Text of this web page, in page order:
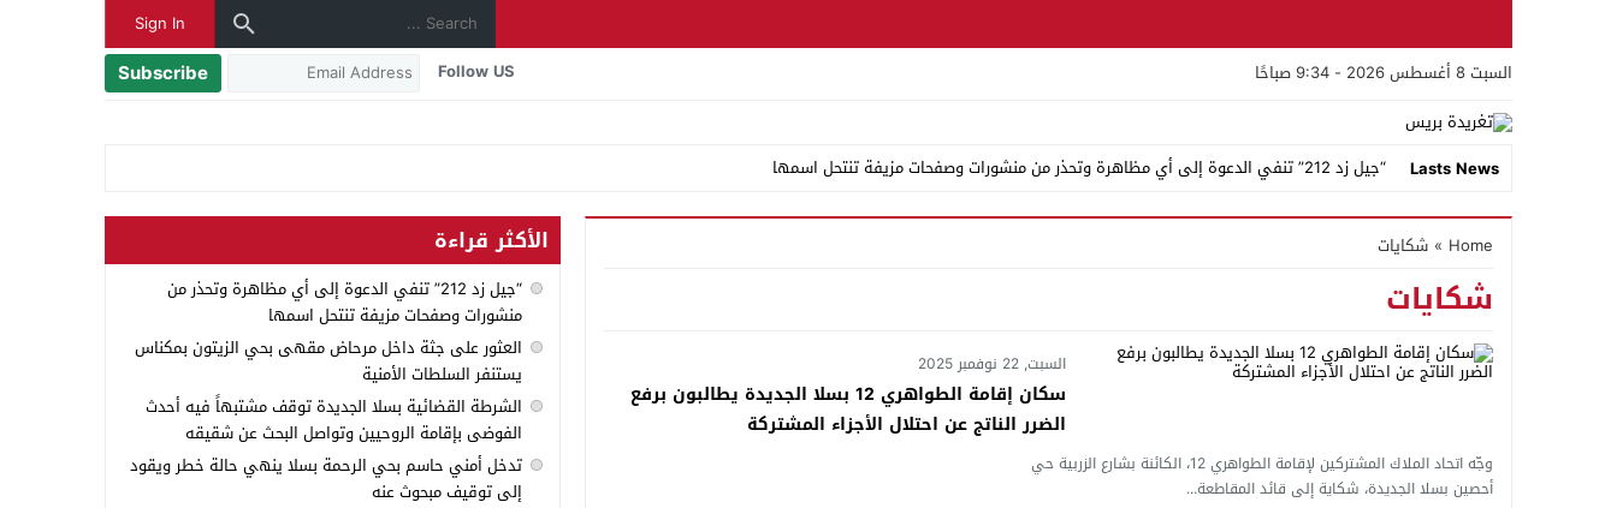
Sign In
السبت 8 أغسطس 2026 - 9:34 صباحًا
Follow US
Subscribe
Lasts News
“جيل زد 212” تنفي الدعوة إلى أي مظاهرة وتحذر من منشورات وصفحات مزيفة تنتحل اسمها
العثور على جثة داخل مرحاض مقهى بحي الزيتون بمكناس يستنفر السلطات الأمنية
الشرطة القضائية بسلا الجديدة توقف مشتبهاً فيه أحدث الفوضى بإقامة الروحيين وتواصل البحث عن شقيقه
إيقاف شخصين خارج باب سبتة بسلا وحجز أقراص مهلوسة ومخدر الشيرا وسلاح أبيض
أيها المرشحون.. السلاويون يريدون برامج تنموية لا ولائم وسهرات انتخابية
من بركان إلى سلا.. القضاء يقول كلمته: لا لتكميم الأفواه ونعم للنقد المسؤول
وزارة الداخلية تكشف تفاصيل أحداث سبتة ومليلية: 40 ألف محاولة عبور نحو سبتة وفتح تحقيقات لكشف المتورطين
Home
» شكايات
شكايات
السبت, 22 نوفمبر 2025
سكان إقامة الطواهري 12 بسلا الجديدة يطالبون برفع
الضرر الناتج عن احتلال الأجزاء المشتركة
وجّه اتحاد الملاك المشتركين لإقامة الطواهري 12، الكائنة بشارع الزربية حي
أحصين بسلا الجديدة، شكاية إلى قائد المقاطعة...
الأكثر قراءة
“جيل زد 212” تنفي الدعوة إلى أي مظاهرة وتحذر من
منشورات وصفحات مزيفة تنتحل اسمها
العثور على جثة داخل مرحاض مقهى بحي الزيتون بمكناس
يستنفر السلطات الأمنية
الشرطة القضائية بسلا الجديدة توقف مشتبهاً فيه أحدث
الفوضى بإقامة الروحيين وتواصل البحث عن شقيقه
تدخل أمني حاسم بحي الرحمة بسلا ينهي حالة خطر ويقود
إلى توقيف مبحوث عنه